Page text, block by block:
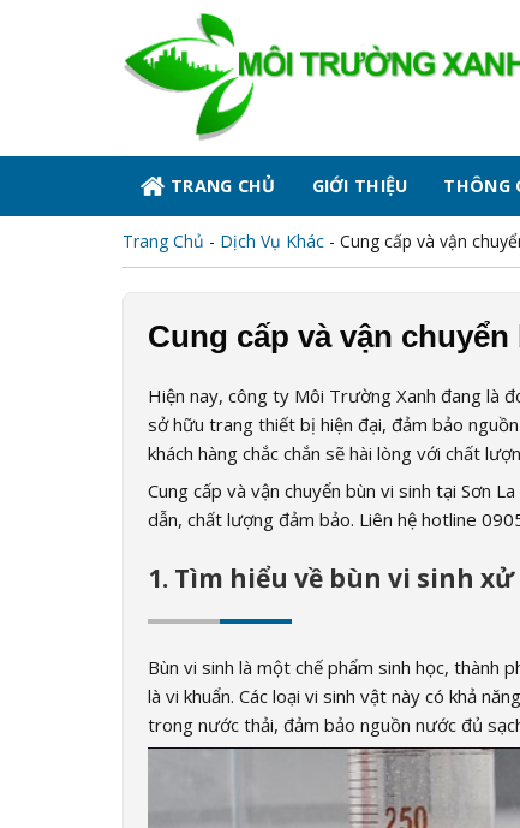
TRANG CHỦ GIỚI THIỆU THÔNG
Trang Chủ - Dịch Vụ Khác - Cung cấp và vận
Cung cấp và vận
Hiện nay, công ty Môi Trường Xanh đang là
sở hữu trang thiết bị hiện đại, đảm bảo
khách hàng chắc chắn sẽ hài lòng với chất
Cung cấp và vận chuyển bùn vi sinh tại Sơn
dẫn, chất lượng đảm bảo. Liên hệ hotline
1. Tìm hiểu về bùn vi sinh
Bùn vi sinh là một chế phẩm sinh học, thành
là vi khuẩn. Các loại vi sinh vật này có khả
trong nước thải, đảm bảo nguồn nước đủ